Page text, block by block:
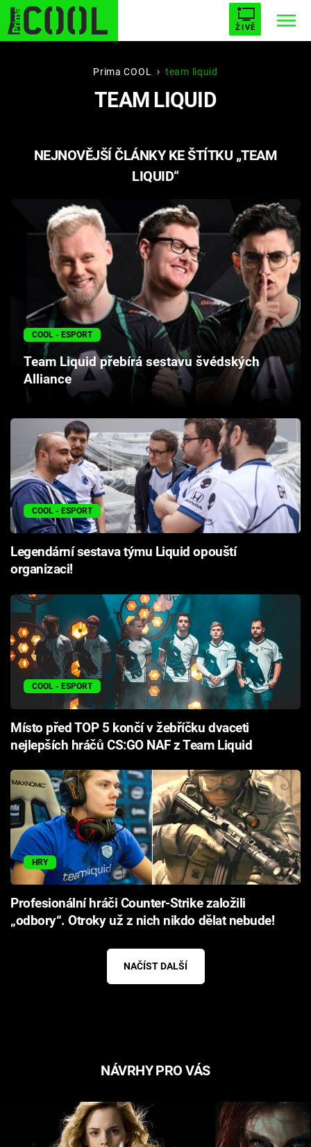
ŽIVĚ
STARHOUSE BUFFY, PŘEMOŽITELKA UPÍRŮ
PLNEJ KOTEL AVENGERS 5
Filmy
Seriály
Cool Esport
Pořady
TV Program
Sledujte prima+
Přihlášení
Sledujte nás
Prima COOL team liquid
TEAM LIQUID
NEJNOVĚJŠÍ ČLÁNKY KE ŠTÍTKU „TEAM
LIQUID“
COOL - ESPORT
Team Liquid přebírá sestavu švédských
Alliance
COOL - ESPORT
Legendární sestava týmu Liquid opouští
organizaci!
COOL - ESPORT
Místo před TOP 5 končí v žebříčku dvaceti
nejlepších hráčů CS:GO NAF z Team Liquid
HRY
Profesionální hráči Counter-Strike založili
„odbory“. Otroky už z nich nikdo dělat nebude!
NAČÍST DALŠÍ
NÁVRHY PRO VÁS